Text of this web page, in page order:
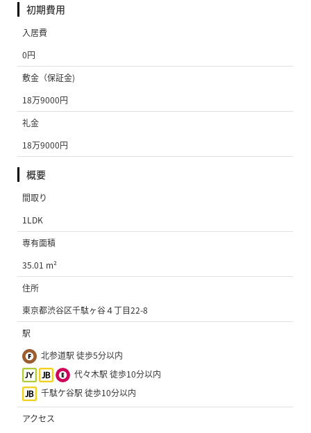
初期費用
入居費
0円
敷金（保証金)
18万9000円
礼金
18万9000円
概要
間取り
1LDK
専有面積
35.01 m²
住所
東京都渋谷区千駄ヶ谷４丁目22-8
駅
北参道駅 徒歩5分以内
代々木駅 徒歩10分以内
千駄ケ谷駅 徒歩10分以内
アクセス